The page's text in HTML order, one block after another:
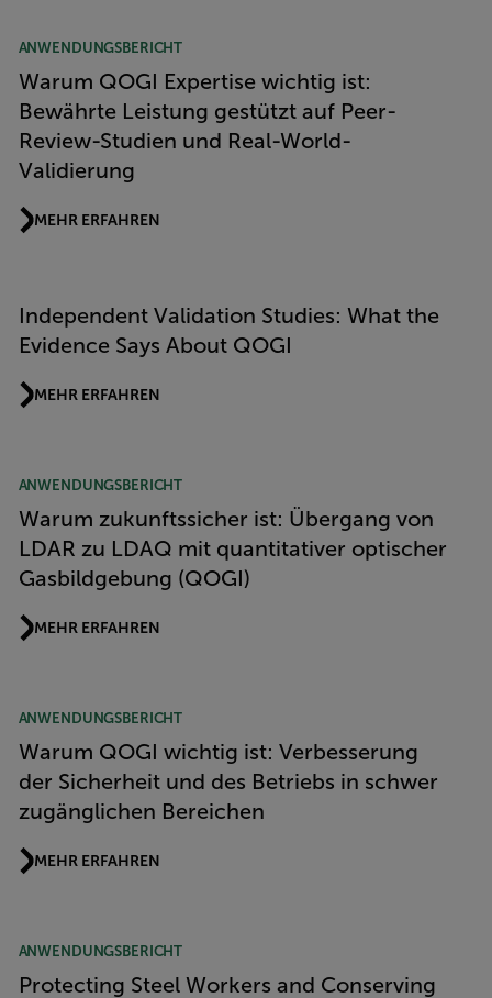
ANWENDUNGSBERICHT
Warum QOGI Expertise wichtig ist:
Bewährte Leistung gestützt auf Peer-
Review-Studien und Real-World-
Validierung
MEHR ERFAHREN
Independent Validation Studies: What the
Evidence Says About QOGI
MEHR ERFAHREN
ANWENDUNGSBERICHT
Warum zukunftssicher ist: Übergang von
LDAR zu LDAQ mit quantitativer optischer
Gasbildgebung (QOGI)
MEHR ERFAHREN
ANWENDUNGSBERICHT
Warum QOGI wichtig ist: Verbesserung
der Sicherheit und des Betriebs in schwer
zugänglichen Bereichen
MEHR ERFAHREN
ANWENDUNGSBERICHT
Protecting Steel Workers and Conserving